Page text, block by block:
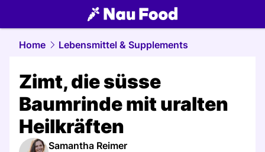
food.NAU.ch
Home Lebensmittel & Supplements
Zimt, die süsse
Baumrinde mit uralten
Heilkräften
Samantha Reimer